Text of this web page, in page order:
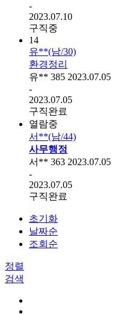
-
2023.07.10
구직중
14
유**(남/30)
환경정리
유** 385 2023.07.05
-
2023.07.05
구직완료
열람중
서**(남/44)
사무행정
서** 363 2023.07.05
-
2023.07.05
구직완료
초기화
날짜순
조회순
정렬
검색